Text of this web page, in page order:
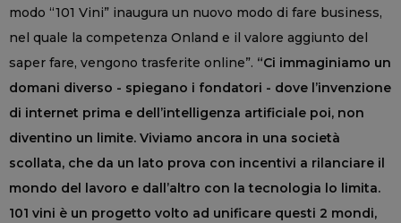
modo “101 Vini” inaugura un nuovo modo di fare business,
nel quale la competenza Onland e il valore aggiunto del
saper fare, vengono trasferite online”. “Ci immaginiamo un
domani diverso - spiegano i fondatori - dove l’invenzione
di internet prima e dell’intelligenza artificiale poi, non
diventino un limite. Viviamo ancora in una società
scollata, che da un lato prova con incentivi a rilanciare il
mondo del lavoro e dall’altro con la tecnologia lo limita.
101 vini è un progetto volto ad unificare questi 2 mondi,